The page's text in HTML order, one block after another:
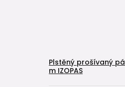
Plstěný prošívaný
m IZOPAS